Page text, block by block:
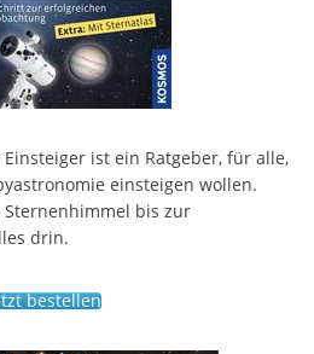
ist ein Ratgeber, für alle,
einsteigen wollen.
bis zur
drin.
bestellen